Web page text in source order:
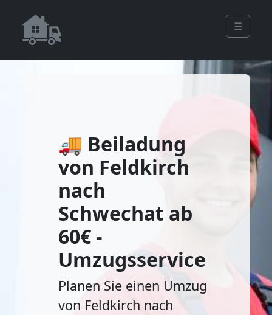
☰
🚚 Beiladung
von Feldkirch
nach
Schwechat ab
60€ -
Umzugsservice
Planen Sie einen Umzug
von Feldkirch nach